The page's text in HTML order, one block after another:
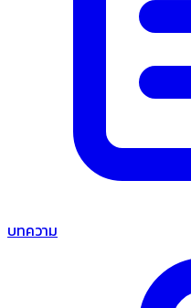
บทความ